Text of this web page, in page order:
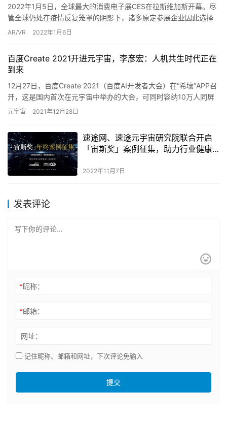
2022年1月5日，全球最大的消费电子展CES在拉斯维加斯开幕。尽
管全球仍处在疫情反复笼罩的阴影下，诸多原定参展企业因此选择
退出，但还是有不少参展者“如期赴约”，让行业内外人士大饱…
AR/VR 2022年1月6日
百度Create 2021开进元宇宙，李彦宏：人机共生时代正在
到来
12月27日，百度Create 2021（百度AI开发者大会）在“希壤”APP召
开，这是国内首次在元宇宙中举办的大会，可同时容纳10万人同屏
互动。此次大会聚焦“创造者精神”，百度创…
元宇宙 2021年12月28日
速途网、速途元宇宙研究院联合开启
「宙斯奖」案例征集，助力行业健康
2022年11月7日
发表评论
*昵称：
*邮箱：
网址：
记住昵称、邮箱和网址，下次评论免输入
提交